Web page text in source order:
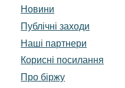
Новини
Публічні заходи
Наші партнери
Корисні посилання
Про біржу